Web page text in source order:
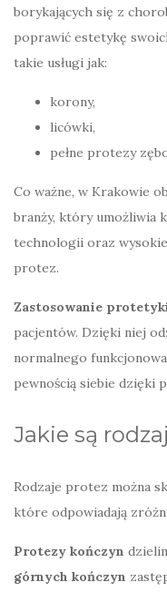
borykających się z
poprawić estetykę
takie usługi jak:
korony,
licówki,
pełne protezy
Co ważne, w Krakowie
branży, który umożliwia
technologii oraz
protez.
Zastosowanie
pacjentów. Dzięki niej
normalnego
pewnością siebie dzięki
Jakie są
Rodzaje protez można
które odpowiadają
Protezy kończyn
górnych kończyn